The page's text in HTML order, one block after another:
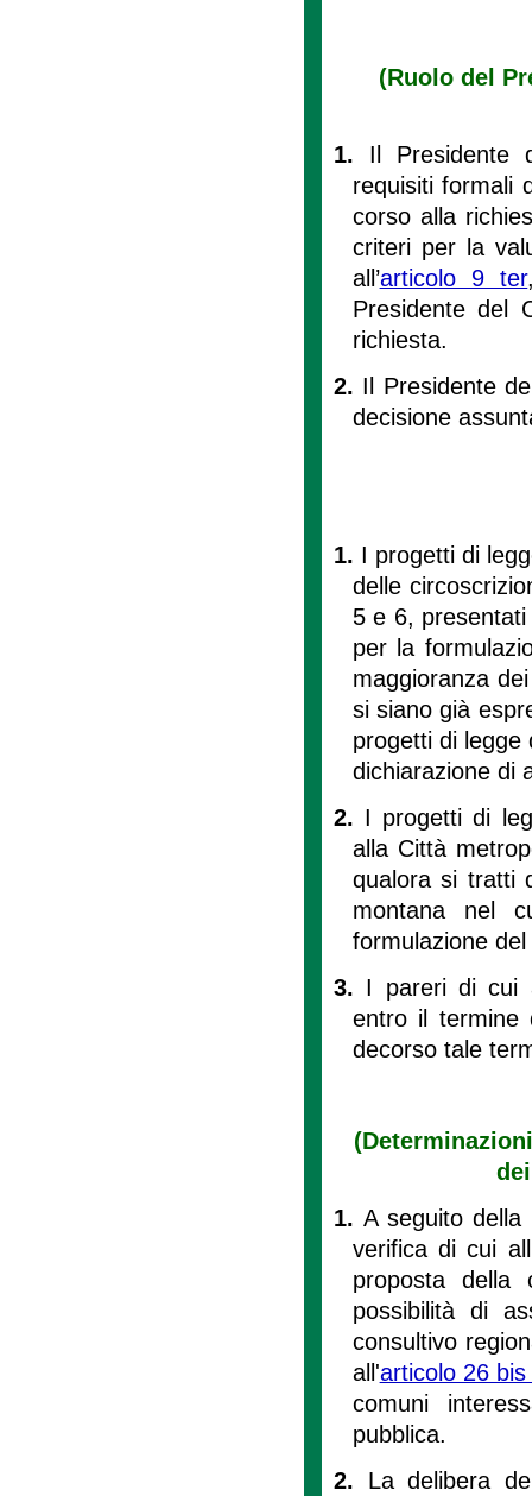
(Ruolo del
1. Il Presidente
requisiti formali
corso alla
criteri per la
all’articolo 9 ter
Presidente del
richiesta.
2. Il Presidente
decisione
1. I progetti di
delle
5 e 6,
per la
maggioranza
si siano già
progetti di legge
dichiarazione di
2. I progetti di
alla Città
qualora si tratti
montana nel
formulazione
3. I pareri di cui
entro il termine
decorso tale
1. A seguito della
verifica di cui
proposta della
possibilità di
consultivo
all'articolo 26
comuni
pubblica.
2. La delibera